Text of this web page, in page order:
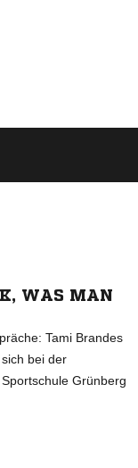
WAS MAN
Tami Brandes
bei der
Grünberg